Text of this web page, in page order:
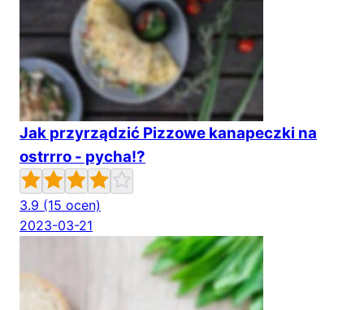
Jak przyrządzić Pizzowe kanapeczki na
ostrrro - pycha!?
3.9 (15 ocen)
2023-03-21